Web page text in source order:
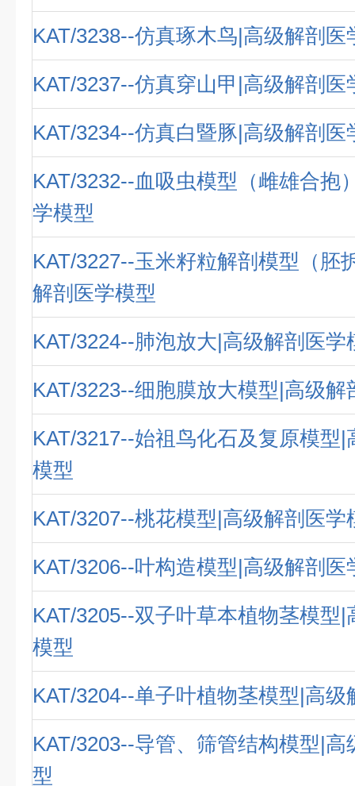
KAT/3238--仿真琢木鸟|高级解剖医
KAT/3237--仿真穿山甲|高级解剖医
KAT/3234--仿真白暨豚|高级解剖医
KAT/3232--血吸虫模型（雌雄合抱
学模型
KAT/3227--玉米籽粒解剖模型（胚
解剖医学模型
KAT/3224--肺泡放大|高级解剖医学
KAT/3223--细胞膜放大模型|高级解
KAT/3217--始祖鸟化石及复原模型|
模型
KAT/3207--桃花模型|高级解剖医学
KAT/3206--叶构造模型|高级解剖医
KAT/3205--双子叶草本植物茎模型|
模型
KAT/3204--单子叶植物茎模型|高级
KAT/3203--导管、筛管结构模型|高
型